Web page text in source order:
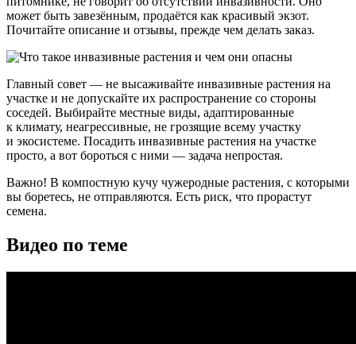
может быть завезённым, продаётся как красивый экзот.
Почитайте описание и отзывы, прежде чем делать заказ.
Главный совет — не высаживайте инвазивные растения на
участке и не допускайте их распространение со стороны
соседей. Выбирайте местные виды, адаптированные
к климату, неагрессивные, не грозящие всему участку
и экосистеме. Посадить инвазивные растения на участке
просто, а вот бороться с ними — задача непростая.
Важно! В компостную кучу чужеродные растения, с которыми
вы боретесь, не отправляются. Есть риск, что прорастут
семена.
Видео по теме